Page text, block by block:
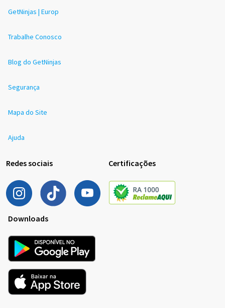
GetNinjas | Europ
Trabalhe Conosco
Blog do GetNinjas
Segurança
Mapa do Site
Ajuda
Redes sociais Certificações
Downloads